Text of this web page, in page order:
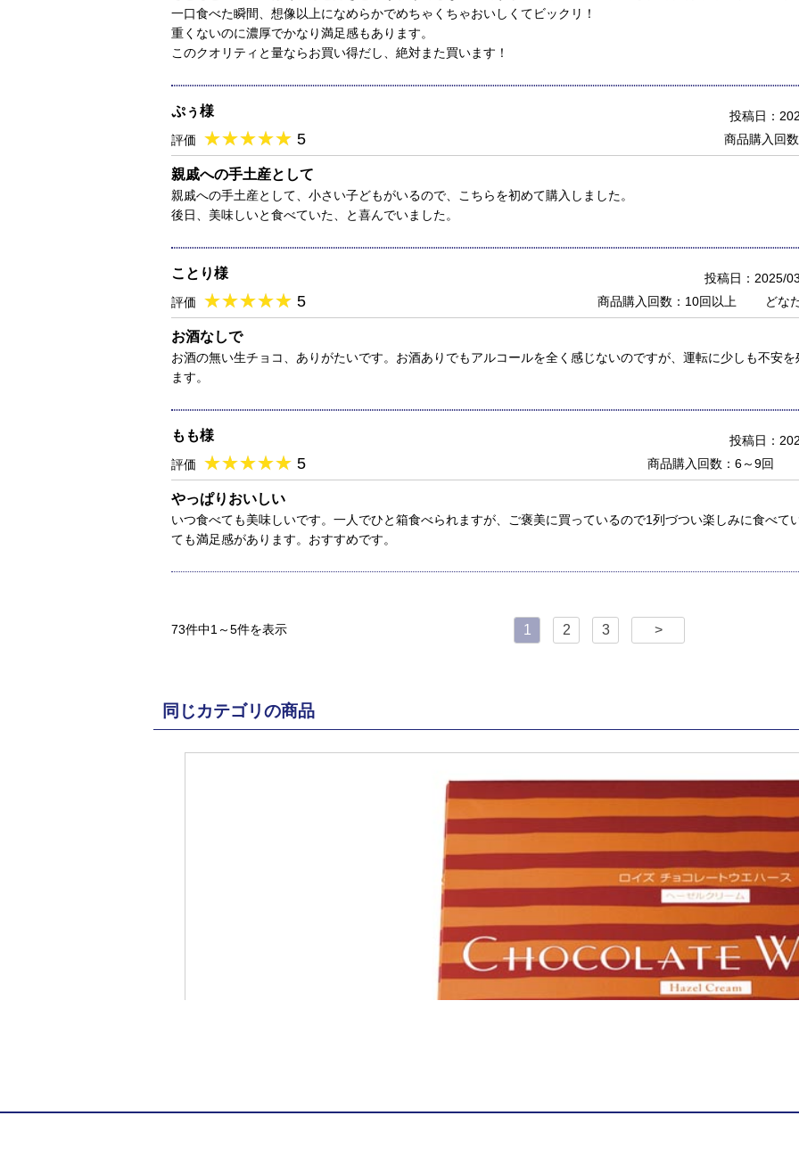
一口食べた瞬間、想像以上になめらかでめちゃくちゃおいしくてビックリ！
重くないのに濃厚でかなり満足感もあります。
このクオリティと量ならお買い得だし、絶対また買います！
ぷぅ様
評価 ★★★★★
★★★★★ 5
投稿日：
商品購入回数
親戚への手土産として
親戚への手土産として、小さい子どもがいるので、こちらを初めて購入しました。
後日、美味しいと食べていた、と喜んでいました。
ことり様
評価 ★★★★★
★★★★★ 5
投稿日：2025/
商品購入回数：10回以上
どな
お酒なしで
お酒の無い生チョコ、ありがたいです。お酒ありでもアルコールを全く感じないのですが、運転に少しも不安
ます。
もも様
評価 ★★★★★
★★★★★ 5
投稿日：
商品購入回数：6～9回
やっぱりおいしい
いつ食べても美味しいです。一人でひと箱食べられますが、ご褒美に買っているので1列づつい楽しみに食べて
ても満足感があります。おすすめです。
73件中1～5件を表示 1 2 3 >
同じカテゴリの商品